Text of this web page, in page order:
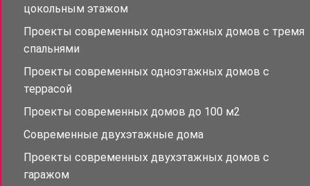
цокольным этажом
Проекты современных одноэтажных домов с тремя
спальнями
Проекты современных одноэтажных домов с
террасой
Проекты современных домов до 100 м2
Современные двухэтажные дома
Проекты современных двухэтажных домов с
гаражом